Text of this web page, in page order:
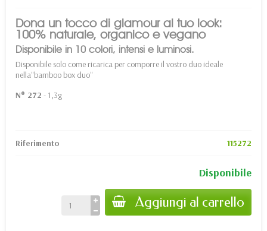
Dona un tocco di glamour al tuo look:
100% naturale, organico e vegano
Disponibile in 10 colori, intensi e luminosi.
Disponibile solo come ricarica per comporre il vostro duo ideale
nella"bamboo box duo"
N° 272 - 1,3g
Riferimento 115272
Disponibile
Aggiungi al carrello